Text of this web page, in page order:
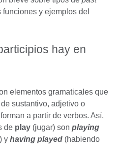
funciones y ejemplos del
hay en
elementos gramaticales que
sustantivo, adjetivo o
a partir de verbos. Así,
de play (jugar) son playing
y having played (habiendo